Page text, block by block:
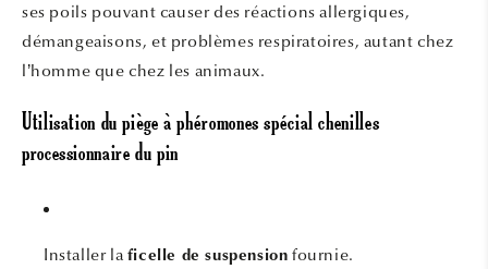
ses poils pouvant causer des réactions allergiques,
démangeaisons, et problèmes respiratoires, autant chez
l’homme que chez les animaux.
Utilisation du piège à phéromones spécial chenilles
processionnaire du pin
Installer la ficelle de suspension fournie.